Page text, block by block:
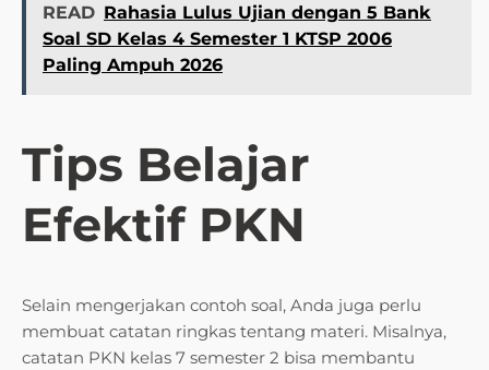
READ Rahasia Lulus Ujian dengan 5 Bank
Soal SD Kelas 4 Semester 1 KTSP 2006
Paling Ampuh 2026
Tips Belajar
Efektif PKN
Selain mengerjakan contoh soal, Anda juga perlu
membuat catatan ringkas tentang materi. Misalnya,
catatan PKN kelas 7 semester 2 bisa membantu